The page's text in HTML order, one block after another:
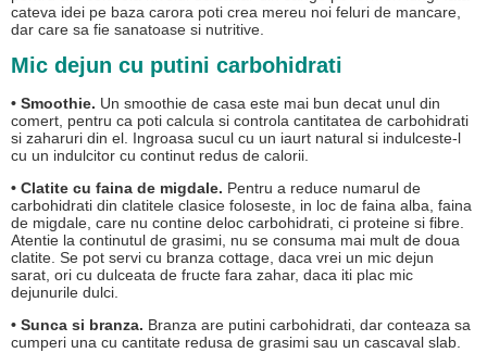
cateva idei pe baza carora poti crea mereu noi feluri de mancare,
dar care sa fie sanatoase si nutritive.
Mic dejun cu putini carbohidrati
• Smoothie. Un smoothie de casa este mai bun decat unul din
comert, pentru ca poti calcula si controla cantitatea de carbohidrati
si zaharuri din el. Ingroasa sucul cu un iaurt natural si indulceste-l
cu un indulcitor cu continut redus de calorii.
• Clatite cu faina de migdale. Pentru a reduce numarul de
carbohidrati din clatitele clasice foloseste, in loc de faina alba, faina
de migdale, care nu contine deloc carbohidrati, ci proteine si fibre.
Atentie la continutul de grasimi, nu se consuma mai mult de doua
clatite. Se pot servi cu branza cottage, daca vrei un mic dejun
sarat, ori cu dulceata de fructe fara zahar, daca iti plac mic
dejunurile dulci.
• Sunca si branza. Branza are putini carbohidrati, dar conteaza sa
cumperi una cu cantitate redusa de grasimi sau un cascaval slab.